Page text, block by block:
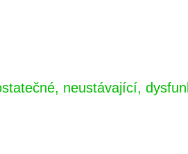
neustávající,